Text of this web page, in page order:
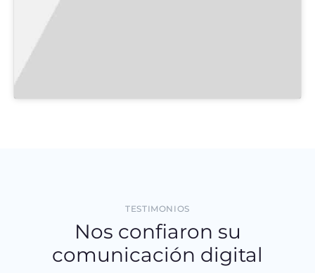
TESTIMONIOS
Nos confiaron su
comunicación digital